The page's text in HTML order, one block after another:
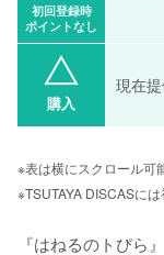
初回登録時
ポイントなし
購入
現在
※表は横にスクロール可
※TSUTAYA DISCASに
『はねるのトびら